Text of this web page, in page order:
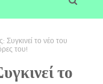
Συγκινεί το νέο του
του!
το